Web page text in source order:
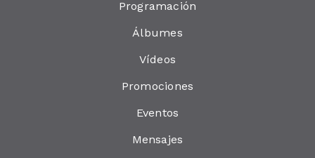
Programación
Álbumes
Vídeos
Promociones
Eventos
Mensajes